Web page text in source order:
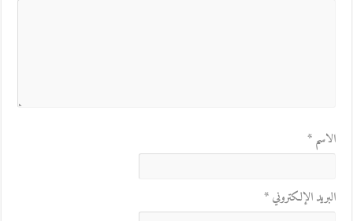
الاسم*
البريد الإلكتروني*